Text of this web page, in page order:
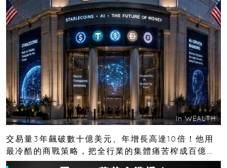
In WEALTH
交易量3年飆破數十億美元、年增長高達10倍！他用
最冷酷的商戰策略，把全行業的集體痛苦榨成百億金
庫